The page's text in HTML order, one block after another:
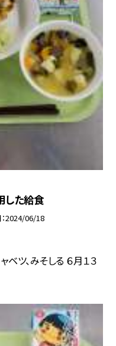
した給食
2024/06/18
ベツ、みそしる ６月１３